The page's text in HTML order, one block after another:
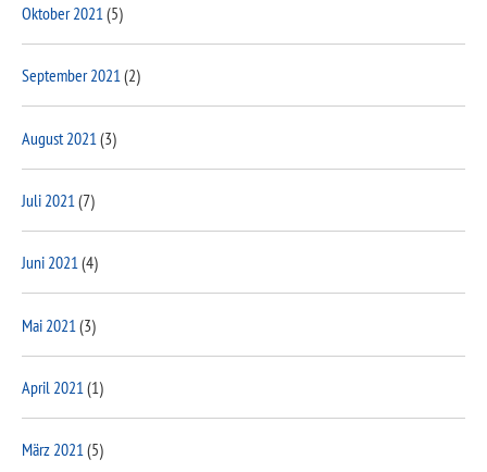
Oktober 2021 (5)
September 2021(2)
August 2021 (3)
Juli 2021 (7)
Juni 2021(4)
Mai 2021 (3)
April 2021(1)
März 2021(5)